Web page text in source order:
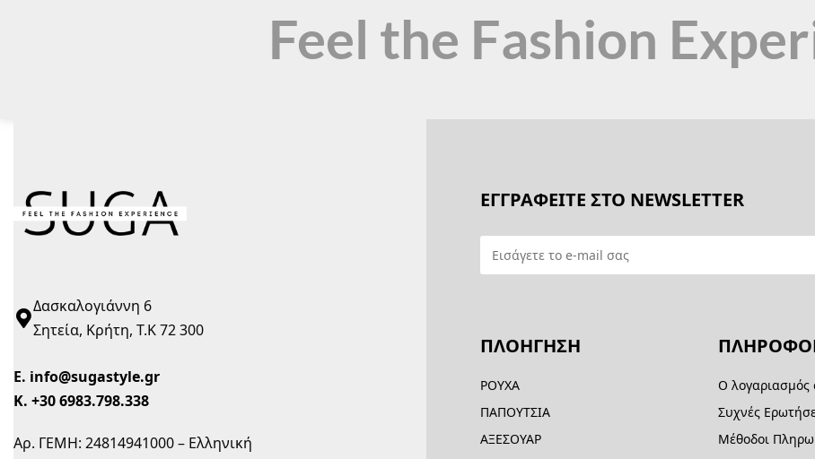
Feel the Fashion
Δασκαλογιάννη 6
Σητεία, Κρήτη, Τ.Κ 72 300
Ε. info@sugastyle.gr
Κ. +30 6983.798.338
Αρ. ΓΕΜΗ: 24814941000 – Ελληνική
ΕΓΓΡΑΦΕΙΤΕ ΣΤΟ NEWSLETTER
ΠΛΟΗΓΗΣΗ
ΡΟΥΧΑ
ΠΑΠΟΥΤΣΙΑ
ΑΞΕΣΟΥΑΡ
Ο λογαριασμός
Συχνές
Μέθοδοι